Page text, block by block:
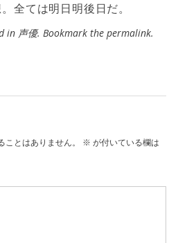
全ては明日明後日だ。
in 声優. Bookmark the permalink.
とはありません。
※ が付いている欄は